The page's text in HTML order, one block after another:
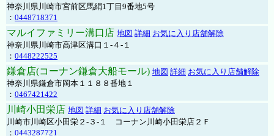
神奈川県川崎市宮前区馬絹1丁目9番地5号
： 0448718371
マルイファミリー溝口店 地図 詳細 お気に入り店舗解除
神奈川県川崎市高津区溝口１-４-１
： 0448222525
鎌倉店(コーナン鎌倉大船モール) 地図 詳細 お気に入り店舗解除
神奈川県鎌倉市岡本１１８８番地１
： 0467421422
川崎小田栄店 地図 詳細 お気に入り店舗解除
川崎市川崎区小田栄２‐３‐１ コーナン川崎小田栄店２Ｆ
： 0443287721